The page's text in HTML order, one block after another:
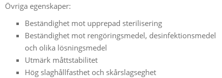
Övriga egenskaper:
Beständighet mot upprepad sterilisering
Beständighet mot rengöringsmedel, desinfektionsmedel
och olika lösningsmedel
Utmärk måttstabilitet
Hög slaghållfasthet och skårslagseghet